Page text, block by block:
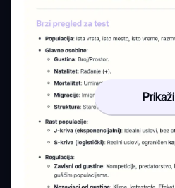
Prikaži